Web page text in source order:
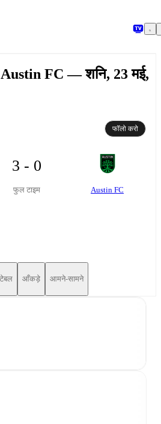
FC — शनि, 23 मई,
फॉलो करो
3 - 0
फुल टाइम Austin FC
टेबल आँकड़े आमने-सामने